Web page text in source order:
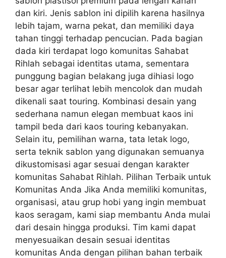
dan kiri. Jenis sablon ini dipilih karena hasilnya
lebih tajam, warna pekat, dan memiliki daya
tahan tinggi terhadap pencucian. Pada bagian
dada kiri terdapat logo komunitas Sahabat
Rihlah sebagai identitas utama, sementara
punggung bagian belakang juga dihiasi logo
besar agar terlihat lebih mencolok dan mudah
dikenali saat touring. Kombinasi desain yang
sederhana namun elegan membuat kaos ini
tampil beda dari kaos touring kebanyakan.
Selain itu, pemilihan warna, tata letak logo,
serta teknik sablon yang digunakan semuanya
dikustomisasi agar sesuai dengan karakter
komunitas Sahabat Rihlah. Pilihan Terbaik untuk
Komunitas Anda Jika Anda memiliki komunitas,
organisasi, atau grup hobi yang ingin membuat
kaos seragam, kami siap membantu Anda mulai
dari desain hingga produksi. Tim kami dapat
menyesuaikan desain sesuai identitas
komunitas Anda dengan pilihan bahan terbaik